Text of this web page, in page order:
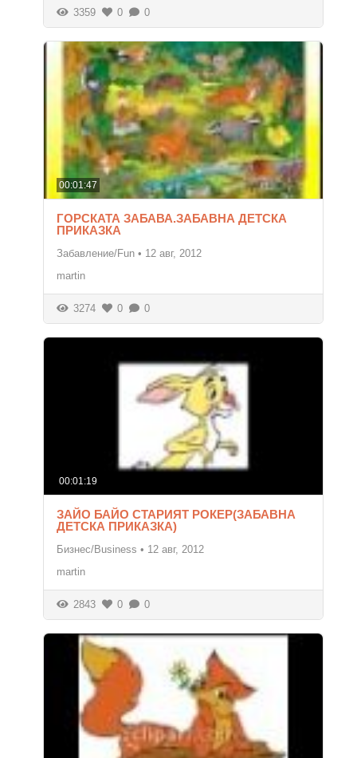
3359 0 0
00:01:47
ГОРСКАТА ЗАБАВА.ЗАБАВНА ДЕТСКА
ПРИКАЗКА
Забавление/Fun • 12 авг, 2012
martin
3274 0 0
00:01:19
ЗАЙО БАЙО СТАРИЯТ РОКЕР(ЗАБАВНА
ДЕТСКА ПРИКАЗКА)
Бизнес/Business • 12 авг, 2012
martin
2843 0 0